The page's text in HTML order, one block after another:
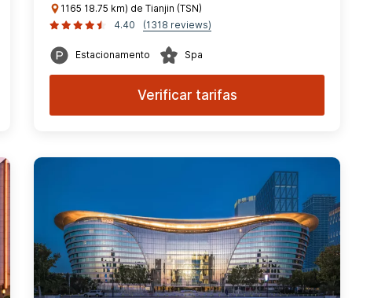
1165 18.75 km) de Tianjin (TSN)
4.40
(1318 reviews)
Estacionamento Spa
Verificar tarifas